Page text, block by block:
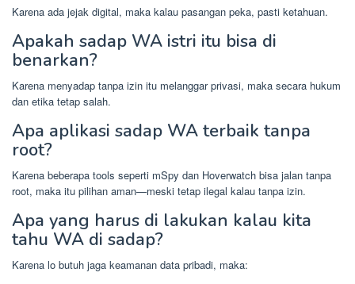
Karena ada jejak digital, maka kalau pasangan peka, pasti ketahuan.
Apakah sadap WA istri itu bisa di
benarkan?
Karena menyadap tanpa izin itu melanggar privasi, maka secara hukum
dan etika tetap salah.
Apa aplikasi sadap WA terbaik tanpa
root?
Karena beberapa tools seperti mSpy dan Hoverwatch bisa jalan tanpa
root, maka itu pilihan aman—meski tetap ilegal kalau tanpa izin.
Apa yang harus di lakukan kalau kita
tahu WA di sadap?
Karena lo butuh jaga keamanan data pribadi, maka: